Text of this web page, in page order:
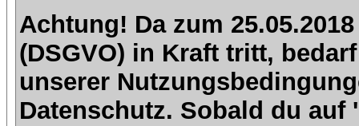
Achtung! Da zum
(DSGVO) in Kraft tritt,
unserer
Datenschutz. Sobald du